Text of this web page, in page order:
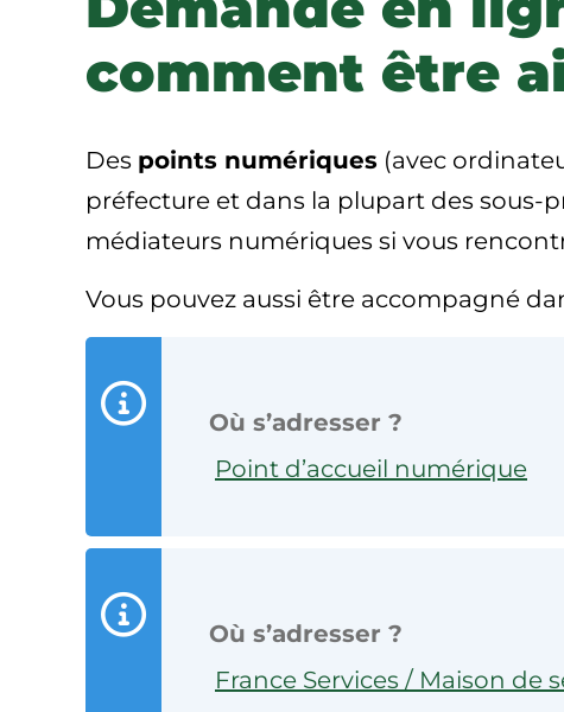
comment être
Des points numériques (avec
préfecture et dans la plupart des sous-
médiateurs numériques si vous
Vous pouvez aussi être accompagné
Où s’adresser ?
Point d’accueil numérique
Où s’adresser ?
France Services / Maison de